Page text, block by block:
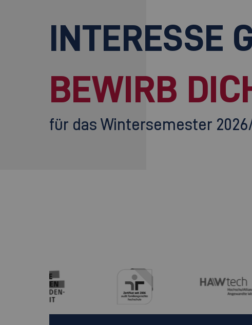
INTERESSE
BEWIRB
für das Wintersemester